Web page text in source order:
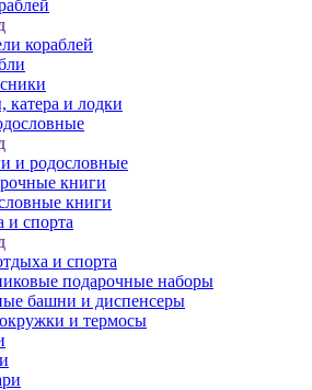
кораблей
катера и лодки
и родословные
книги
книги
и спорта
и спорта
подарочные наборы
башни и диспенсеры
и термосы